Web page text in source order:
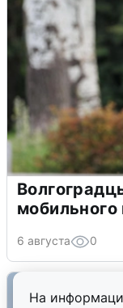
На
мобильного
6 августа 0